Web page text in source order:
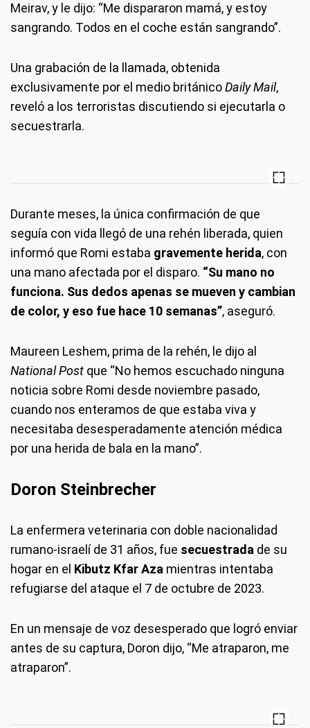
Meirav, y le dijo: “Me dispararon mamá, y estoy
sangrando. Todos en el coche están sangrando”.
Una grabación de la llamada, obtenida
exclusivamente por el medio británicoDaily Mail,
reveló a los terroristas discutiendo si ejecutarla o
secuestrarla.
Durante meses, la única confirmación de que
seguía con vida llegó de una rehén liberada, quien
informó que Romi estaba gravemente herida, con
una mano afectada por el disparo. “Su mano no
funciona. Sus dedos apenas se mueven y cambian
de color, y eso fue hace 10 semanas”, aseguró.
Maureen Leshem, prima de la rehén, le dijo al
National Post que “No hemos escuchado ninguna
noticia sobre Romi desde noviembre pasado,
cuando nos enteramos de que estaba viva y
necesitaba desesperadamente atención médica
por una herida de bala en la mano”.
Doron Steinbrecher
La enfermera veterinaria con doble nacionalidad
rumano-israelí de 31 años, fue secuestrada de su
hogar en el Kibutz Kfar Aza mientras intentaba
refugiarse del ataque el 7 de octubre de 2023.
En un mensaje de voz desesperado que logró enviar
antes de su captura, Doron dijo, “Me atraparon, me
atraparon”.